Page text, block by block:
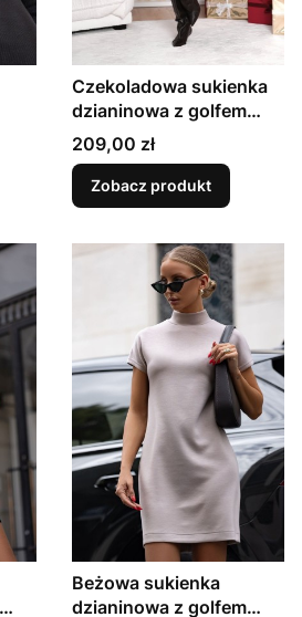
Czekoladowa sukienka
dzianinowa z golfem
KLER
Cena
209,00 zł
Zobacz produkt
Beżowa sukienka
dzianinowa z golfem